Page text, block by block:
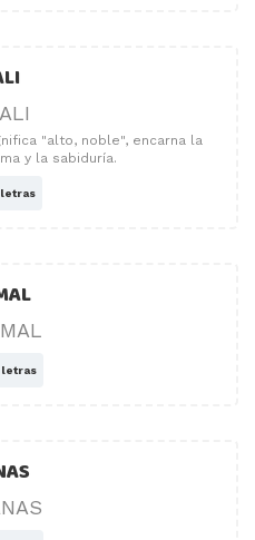
"alto, noble", encarna la
y la sabiduría.
letras
letras